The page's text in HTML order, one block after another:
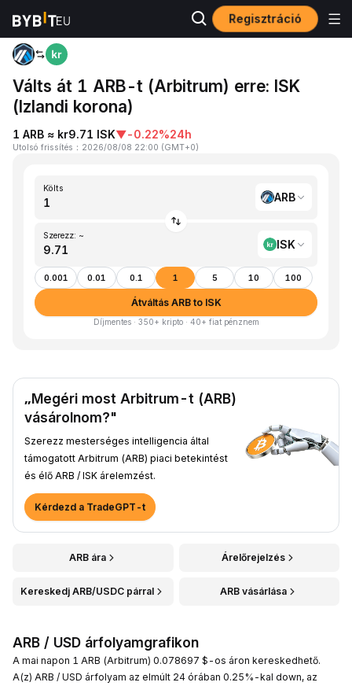
Regisztráció
Kezdőlap ARB to ISK
Válts át 1 ARB-t (Arbitrum) erre: ISK
(Izlandi korona)
1 ARB ≈ kr9.71 ISK▼-0.22%24h
Utolsó frissítés ： 2026/08/08 22:00 (GMT+0)
Költs
ARB
Szerezz: ~
ISK
0.001 0.01 0.1 1 5 10 100
Átváltás ARB to ISK
Díjmentes · 350+ kripto · 40+ fiat pénznem
„Megéri most Arbitrum-t (ARB)
vásárolnom?"
Szerezz mesterséges intelligencia által
támogatott Arbitrum (ARB) piaci betekintést
és élő ARB / ISK árelemzést.
Kérdezd a TradeGPT-t
ARB ára Árelőrejelzés
Kereskedj ARB/USDC párral ARB vásárlása
ARB / USD árfolyamgrafikon
A mai napon 1 ARB (Arbitrum) 0.078697 $-os áron kereskedhető.
A(z) ARB / USD árfolyam az elmúlt 24 órában 0.25%-kal down, az